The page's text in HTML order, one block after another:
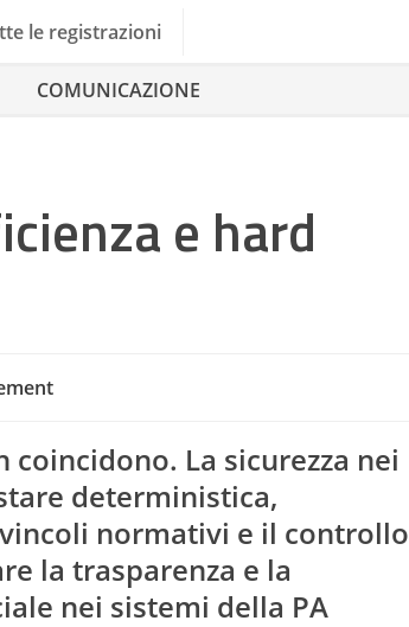
le registrazioni
COMUNICAZIONE
e hard
La sicurezza nei
deterministica,
normativi e il controllo
la trasparenza e la
nei sistemi della PA